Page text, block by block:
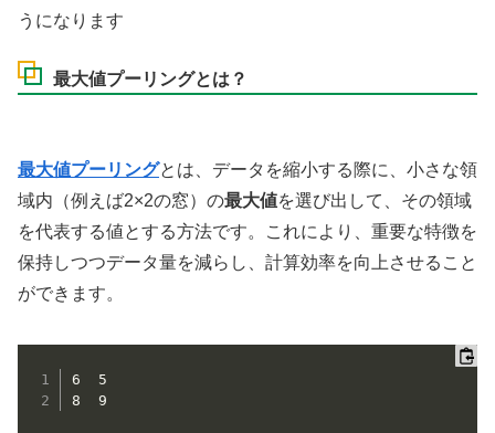
うになります
最大値プーリングとは？
最大値プーリングとは、データを縮小する際に、小さな領
域内（例えば2×2の窓）の最大値を選び出して、その領域
を代表する値とする方法です。これにより、重要な特徴を
保持しつつデータ量を減らし、計算効率を向上させること
ができます。
6  5